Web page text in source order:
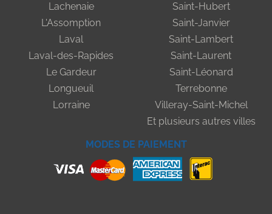
Lachenaie
L'Assomption
Laval
Laval-des-Rapides
Le Gardeur
Longueuil
Lorraine
Saint-Hubert
Saint-Janvier
Saint-Lambert
Saint-Laurent
Saint-Léonard
Terrebonne
Villeray-Saint-Michel
Et plusieurs autres villes
MODES DE PAIEMENT